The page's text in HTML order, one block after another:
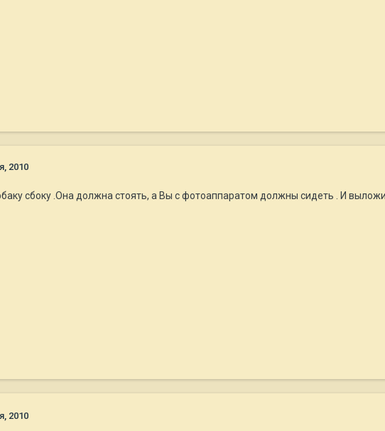
2010
сбоку .Она должна стоять, а Вы с фотоаппаратом должны сидеть . И
2010